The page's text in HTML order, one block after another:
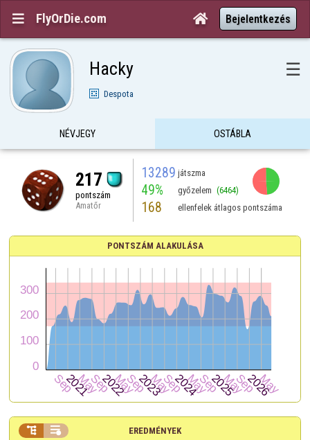
 FlyOrDie.com  Bejelentkezés
Hacky ☰
Despota
NÉVJEGY OSTÁBLA
217
pontszám
Amatőr
13289 játszma
49% győzelem (6464)
168 ellenfelek átlagos pontszáma
PONTSZÁM ALAKULÁSA
EREDMÉNYEK
 